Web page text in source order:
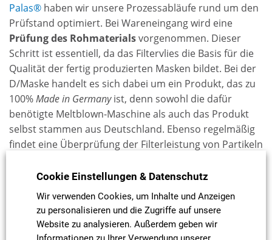
Palas® haben wir unsere Prozessabläufe rund um den
Prüfstand optimiert. Bei Wareneingang wird eine
Prüfung des Rohmaterialsvorgenommen. Dieser
Schritt ist essentiell, da das Filtervlies die Basis für die
Qualität der fertig produzierten Masken bildet. Bei der
D/Maske handelt es sich dabei um ein Produkt, das zu
100%Made in Germanyist, denn sowohl die dafür
benötigte Meltblown-Maschine als auch das Produkt
selbst stammen aus Deutschland. Ebenso regelmäßig
findet eine Überprüfung der Filterleistung von Partikeln
aktuellenPrüfberichtekönnen auf unserer Website
begutachtet werden.
Auch die fertig produzierten Masken werden
selbstverständlich am Ende der Produktionsstraße
Cookie Einstellungen & Datenschutz
Wir verwenden Cookies, um Inhalte und Anzeigen
zu personalisieren und die Zugriffe auf unsere
Website zu analysieren. Außerdem geben wir